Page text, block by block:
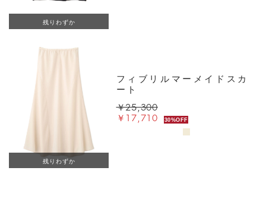
残りわずか
残りわずか
フィブリルマーメイドスカ
ート
￥25,300
￥17,710 30%OFF